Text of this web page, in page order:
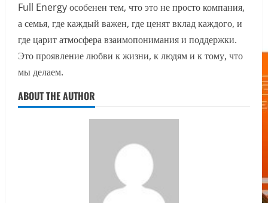
Full Energy особенен тем, что это не просто компания,
а семья, где каждый важен, где ценят вклад каждого, и
где царит атмосфера взаимопонимания и поддержки.
Это проявление любви к жизни, к людям и к тому, что
мы делаем.
ABOUT THE AUTHOR